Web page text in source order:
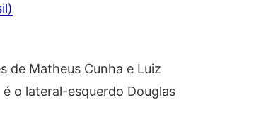
de Matheus Cunha e Luiz
o lateral-esquerdo Douglas